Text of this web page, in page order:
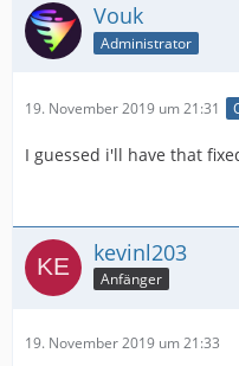
Vouk
Administrator
19. November 2019 um 21:31
I guessed i'll have that
kevinl203
Anfänger
19. November 2019 um 21:33